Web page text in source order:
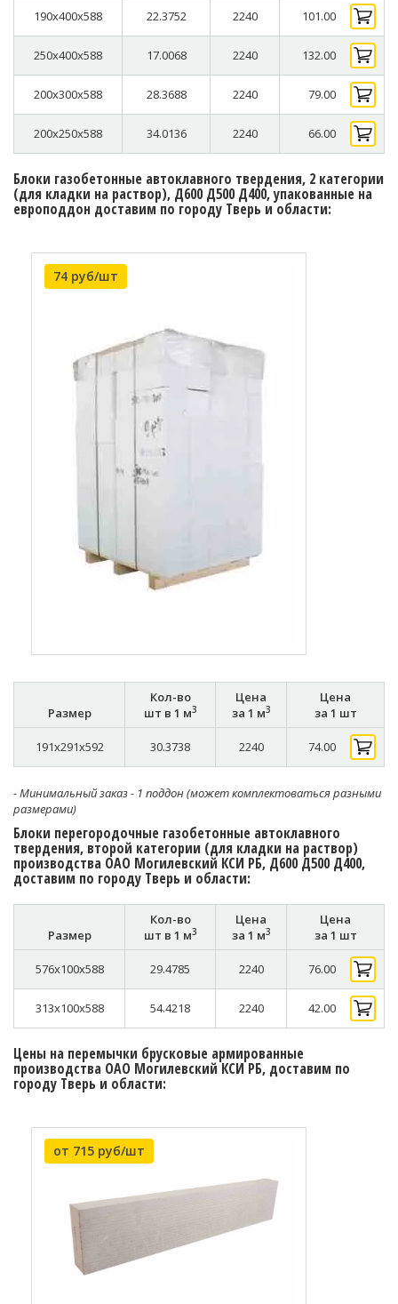
190x400x588 22.3752 2240 101.00
250x400x588 17.0068 2240 132.00
200x300x588 28.3688 2240 79.00
200x250x588 34.0136 2240 66.00
Блоки газобетонные автоклавного твердения, 2 категории
(для кладки на раствор), Д600 Д500 Д400, упакованные на
европоддон доставим по городу Тверь и области:
74 руб/шт
Размер
Кол-во
шт в 1 м3
Цена
за 1 м3
Цена
за 1 шт
191x291x592 30.3738 2240 74.00
- Минимальный заказ - 1 поддон (может комплектоваться разными
размерами)
Блоки перегородочные газобетонные автоклавного
твердения, второй категории (для кладки на раствор)
производства ОАО Могилевский КСИ РБ, Д600 Д500 Д400,
доставим по городу Тверь и области:
Размер
Кол-во
шт в 1 м3
Цена
за 1 м3
Цена
за 1 шт
576x100x588 29.4785 2240 76.00
313x100x588 54.4218 2240 42.00
Цены на перемычки брусковые армированные
производства ОАО Могилевский КСИ РБ, доставим по
городу Тверь и области:
от 715 руб/шт